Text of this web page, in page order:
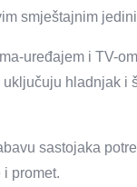
smještajnim
uređajem i TV-
hladnjak
sastojaka
promet.